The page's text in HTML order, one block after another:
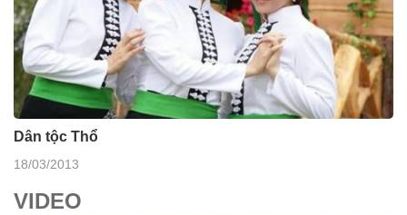
Dân tộc Thổ
18/03/2013
VIDEO